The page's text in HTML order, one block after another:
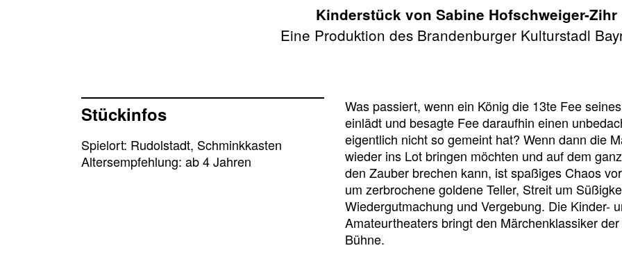
Kinderstück von Sabine Hofschweiger-Zihr
Eine Produktion des Brandenburger Kulturstadl
Was passiert, wenn ein König die 13te Fee
einlädt und besagte Fee daraufhin einen
eigentlich nicht so gemeint hat? Wenn dann die
wieder ins Lot bringen möchten und auf dem
den Zauber brechen kann, ist spaßiges Chaos
um zerbrochene goldene Teller, Streit um
Wiedergutmachung und Vergebung. Die Kinder-
Amateurtheaters bringt den Märchenklassiker
Bühne.
Stückinfos
Spielort: Rudolstadt, Schminkkasten
Altersempfehlung: ab 4 Jahren